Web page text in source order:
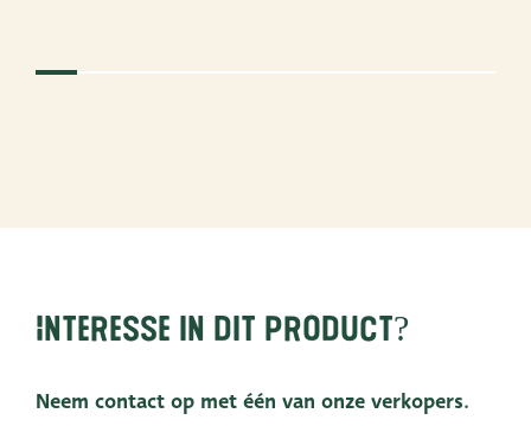
Interesse in dit product?
Neem contact op met één van onze verkopers.